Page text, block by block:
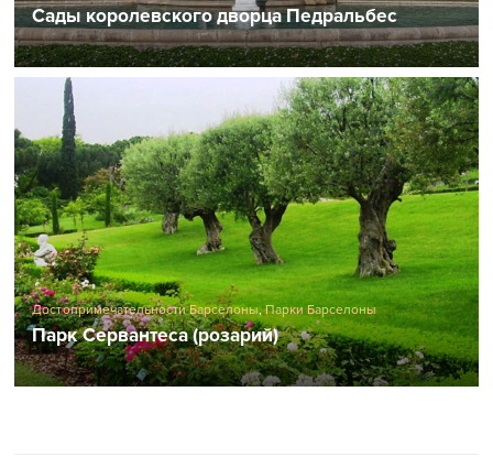
Сады королевского дворца Педральбес
Достопримечательности Барселоны,Парки Барселоны
Парк Сервантеса (розарий)